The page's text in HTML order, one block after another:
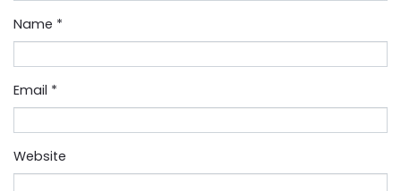
Name *
Email *
Website